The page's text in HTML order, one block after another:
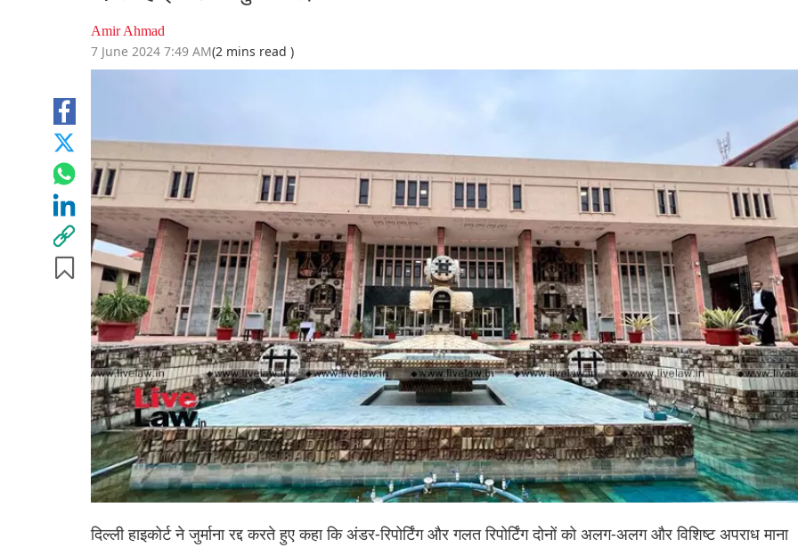
Amir Ahmad
7 June 2024 7:49 AM(2 mins read )
दिल्ली हाइकोर्ट ने जुर्माना रद्द करते हुए कहा कि अंडर-रिपोर्टिंग और गलत रिपोर्टिंग दोनों को अलग-अलग और विशिष्ट अपराध माना